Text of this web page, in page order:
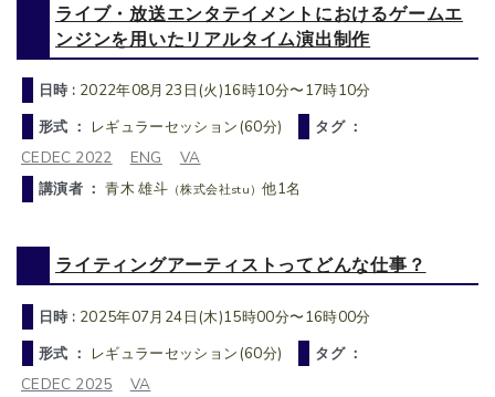
ライブ・放送エンタテイメントにおけるゲームエ
ンジンを用いたリアルタイム演出制作
日時 : 2022年08月23日(火)16時10分〜17時10分
形式 ： レギュラーセッション(60分)
タグ ：
CEDEC 2022
ENG
VA
講演者 ：青木 雄斗 （株式会社stu）他1名
ライティングアーティストってどんな仕事？
日時 : 2025年07月24日(木)15時00分〜16時00分
形式 ： レギュラーセッション(60分)
タグ ：
CEDEC 2025
VA